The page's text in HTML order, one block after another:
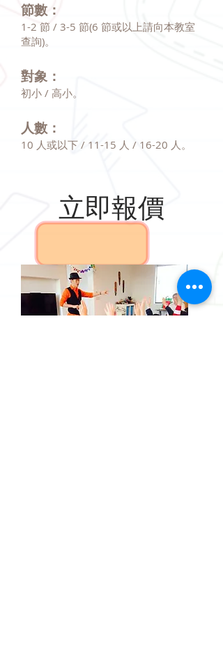
節數：
1-2 節 / 3-5 節(6 節或以上請向本教室
查詢)。
對象：
初小 / 高小。
人數：
10 人或以下 / 11-15 人 / 16-20 人。
立即報價